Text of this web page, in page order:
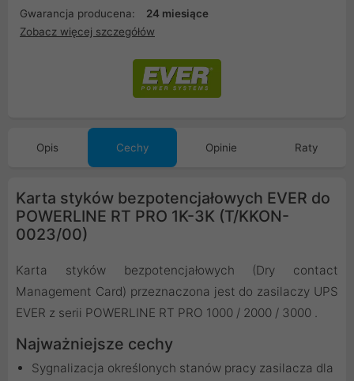
Gwarancja producena:
24 miesiące
Zobacz więcej szczegółów
Opis Cechy Opinie Raty
Karta styków bezpotencjałowych EVER do
POWERLINE RT PRO 1K-3K (T/KKON-
0023/00)
Karta styków bezpotencjałowych (Dry contact
Management Card) przeznaczona jest do zasilaczy UPS
EVER z serii POWERLINE RT PRO 1000 / 2000 / 3000 .
Najważniejsze cechy
Sygnalizacja określonych stanów pracy zasilacza dla